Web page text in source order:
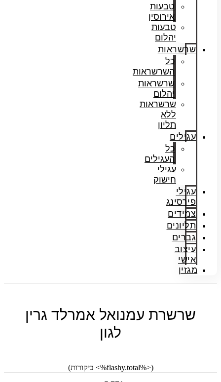
טבעות
אירוסין
טבעות
יהלום
שרשראות
כל
השרשראות
שרשראות
יהלום
שרשראות
ללא
תליון
עגילים
כל
העגילים
עגילי
חישוק
עגילי
פירסינג
צמידים
תליונים
גברים
עיצוב
אישי
מגזין
שרשרת עמנואל אמרלד גרין
לגון
(<%flashy.total%> ביקורות)